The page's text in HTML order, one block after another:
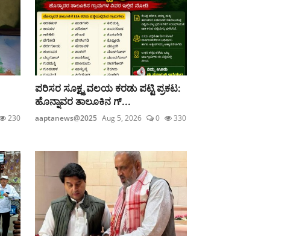
230
ಪರಿಸರ ಸೂಕ್ಷ್ಮ ವಲಯ ಕರಡು ಪಟ್ಟಿ ಪ್ರಕಟ:
ಹೊನ್ನಾವರ ತಾಲೂಕಿನ ಗ್...
aaptanews@2025 Aug 5, 2026 0 330